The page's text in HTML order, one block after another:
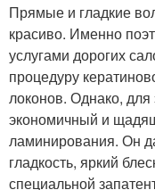
Прямые и гладкие
красиво. Именно
услугами дорогих
процедуру
локонов. Однако,
экономичный и
ламинирования. Он
гладкость, яркий
специальной